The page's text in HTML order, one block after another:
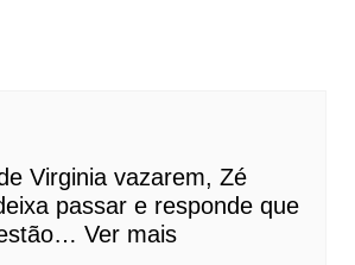
Virginia vazarem, Zé
passar e responde que
Ver mais